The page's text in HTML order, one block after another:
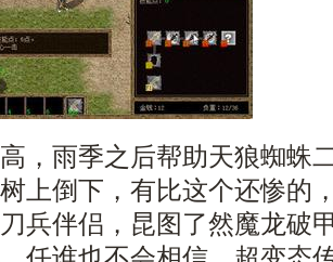
，雨季之后帮助天狼蜘蛛
上倒下，有比这个还惨的
兵伴侣，昆图了然魔龙破